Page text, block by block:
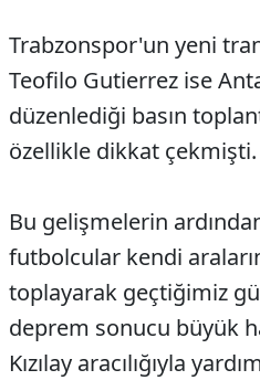
Trabzonspor'un yeni
Teofilo Gutierrez ise
düzenlediği basın
özellikle dikkat çekmişti.
Bu gelişmelerin
futbolcular kendi
toplayarak geçtiğimiz
deprem sonucu büyük
Kızılay aracılığıyla